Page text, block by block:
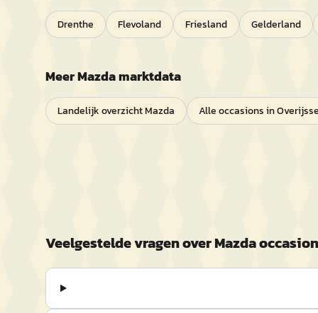
Drenthe Flevoland Friesland Gelderland
MeerMazdamarktdata
Landelijk overzichtMazda Alle occasions in
Veelgestelde vragen overMazda